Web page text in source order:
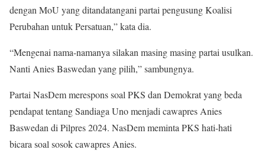
dengan MoU yang ditandatangani partai pengusung Koalisi
Perubahan untuk Persatuan,” kata dia.
“Mengenai nama-namanya silakan masing masing partai usulkan.
Nanti Anies Baswedan yang pilih,” sambungnya.
Partai NasDem merespons soal PKS dan Demokrat yang beda
pendapat tentang Sandiaga Uno menjadi cawapres Anies
Baswedan di Pilpres 2024. NasDem meminta PKS hati-hati
bicara soal sosok cawapres Anies.